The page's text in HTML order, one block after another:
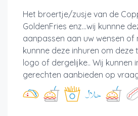
Het broertje/zusje van de
GoldenFries enz...wij kunnne
aanpassen aan uw wensen of
kunnne deze inhuren om deze
logo of dergelijke.. Wij kunnen
gerechten aanbieden op